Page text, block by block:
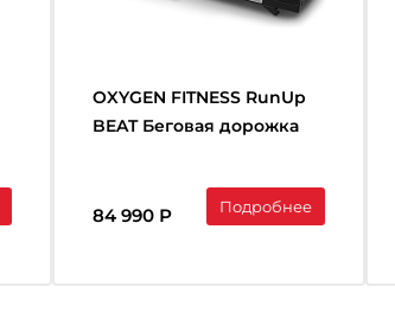
OXYGEN FITNESS RunUp
BEAT Беговая дорожка
84 990 Р Подробнее